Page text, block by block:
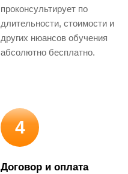
проконсультирует по
длительности, стоимости и
других нюансов обучения
абсолютно бесплатно.
4
Договор и оплата